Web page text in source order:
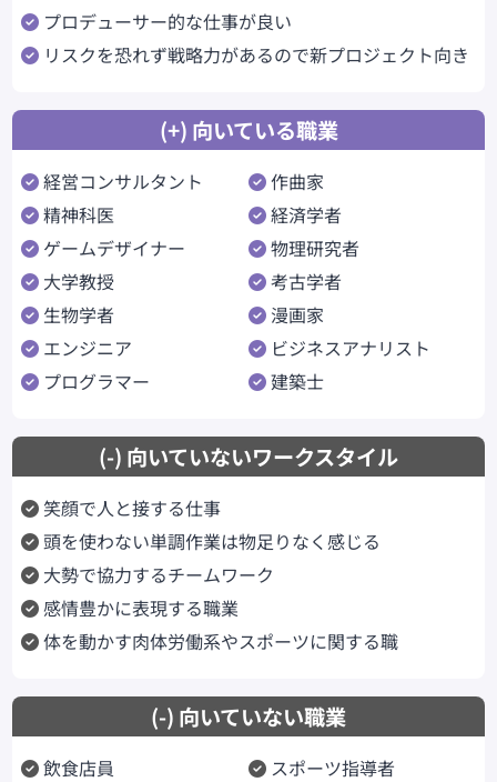
プロデューサー的な仕事が良い
リスクを恐れず戦略力があるので新プロジェクト向き
(+) 向いている職業
経営コンサルタント
精神科医
ゲームデザイナー
大学教授
生物学者
エンジニア
プログラマー
作曲家
経済学者
物理研究者
考古学者
漫画家
ビジネスアナリスト
建築士
(-) 向いていないワークスタイル
笑顔で人と接する仕事
頭を使わない単調作業は物足りなく感じる
大勢で協力するチームワーク
感情豊かに表現する職業
体を動かす肉体労働系やスポーツに関する職
(-) 向いていない職業
飲食店員
スポーツ指導者